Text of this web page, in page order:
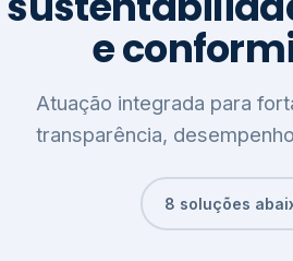
e
Atuação integrada para
transparência,
8 soluções